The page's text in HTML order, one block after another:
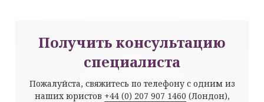
Получить консультацию
специалиста
Пожалуйста, свяжитесь по телефону с одним из
наших юристов +44 (0) 207 907 1460 (Лондон),